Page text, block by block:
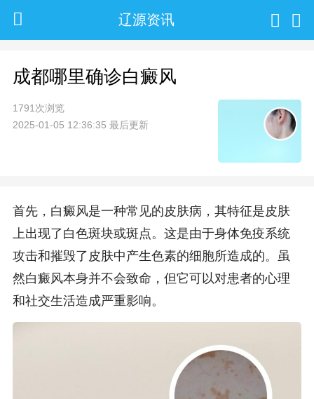
辽源资讯
成都哪里确诊白癜风
1791次浏览
2025-01-05 12:36:35 最后更新
首先，白癜风是一种常见的皮肤病，其特征是皮肤
上出现了白色斑块或斑点。这是由于身体免疫系统
攻击和摧毁了皮肤中产生色素的细胞所造成的。虽
然白癜风本身并不会致命，但它可以对患者的心理
和社交生活造成严重影响。